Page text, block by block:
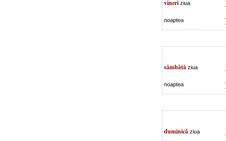
vineri ziua
noaptea
sâmbătă ziua
noaptea
duminică ziua